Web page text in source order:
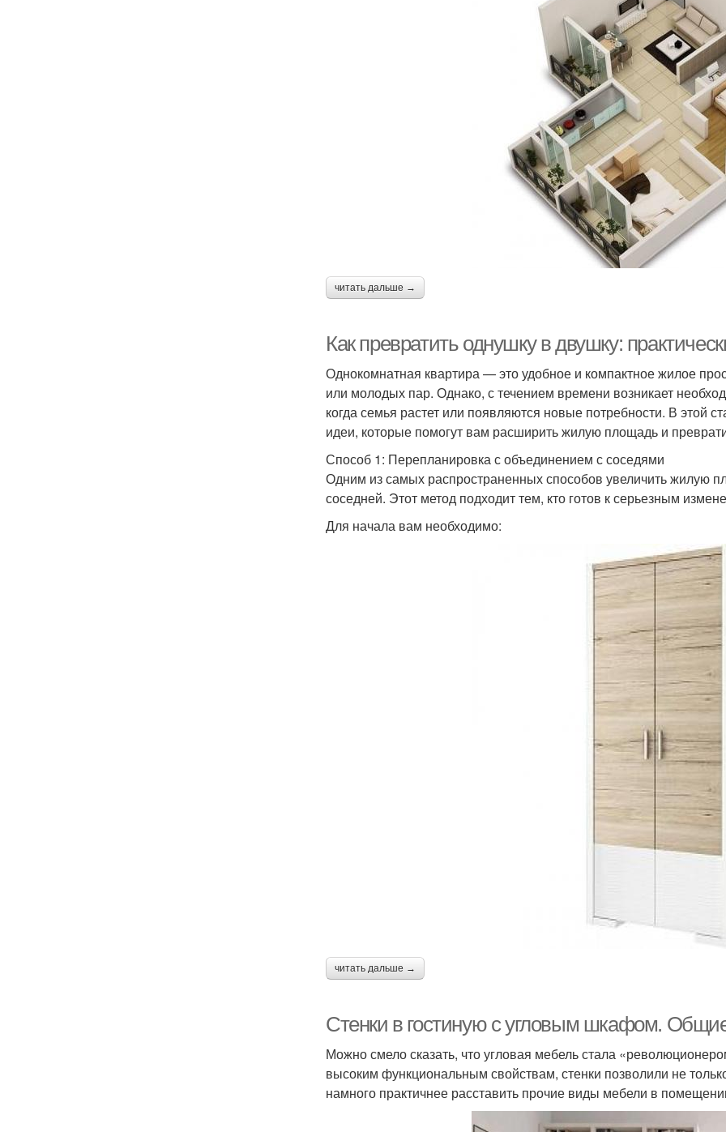
читать дальше →
Как превратить однушку в двушку:
Однокомнатная квартира — это удобное и компактное жилое
или молодых пар. Однако, с течением времени возникает
когда семья растет или появляются новые потребности. В этой
идеи, которые помогут вам расширить жилую площадь и
Способ 1: Перепланировка с объединением с соседями
Одним из самых распространенных способов увеличить жилую
соседней. Этот метод подходит тем, кто готов к серьезным
Для начала вам необходимо:
читать дальше →
Стенки в гостиную с угловым шкафом.
Можно смело сказать, что угловая мебель стала
высоким функциональным свойствам, стенки позволили не
намного практичнее расставить прочие виды мебели в